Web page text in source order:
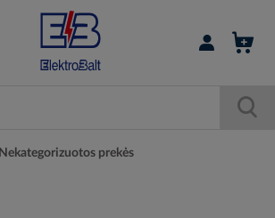
Prisijungti /
Nekategorizuotos prekės